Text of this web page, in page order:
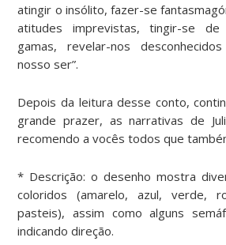
atingir o insólito, fazer-se
atitudes imprevistas, tingir-se de
gamas, revelar-nos
nosso ser”.
Depois da leitura desse conto,
grande prazer, as narrativas de
recomendo a vocês todos que
* Descrição: o desenho mostra
coloridos (amarelo, azul, verde,
pasteis), assim como alguns
indicando direção.